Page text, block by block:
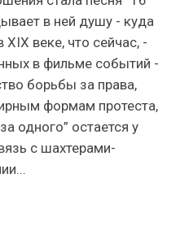
в ней душу - куда
веке, что сейчас, -
в фильме событий -
борьбы за права,
формам протеста,
одного” остается у
с шахтерами-